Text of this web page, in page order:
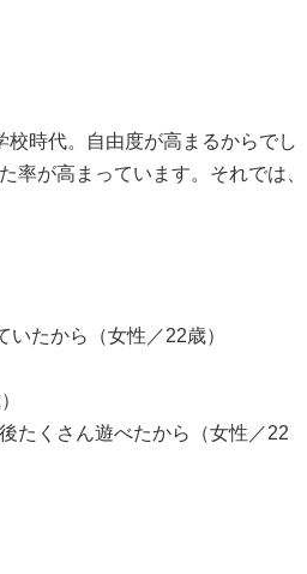
時代。自由度が高まるからでし
率が高まっています。それでは、
たから（女性／22歳）
たくさん遊べたから（女性／22